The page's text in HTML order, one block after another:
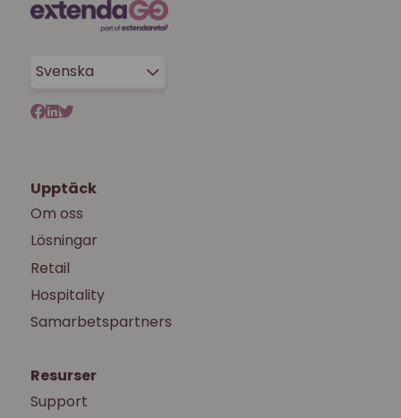
Svenska
Upptäck
Om oss
Lösningar
Retail
Hospitality
Samarbetspartners
Resurser
Support